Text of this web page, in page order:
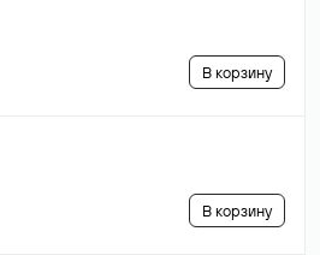
В корзину
В корзину